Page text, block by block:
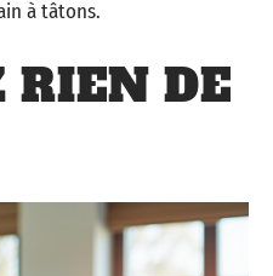
à tâtons.
RIEN DE